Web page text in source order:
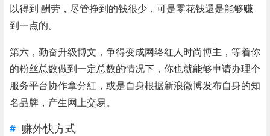
以得到 酬劳，尽管挣到的钱很少，可是零花钱還是能够赚
到一点的。
第六，勤奋升级博文，争得变成网络红人时尚博主，等着你
的粉丝总数做到一定总数的情况下，你也就能够申请办理个
服务平台协作拿分紅，或是自身根据新浪微博发布自身的知
名品牌，产生网上交易。
赚外快方式